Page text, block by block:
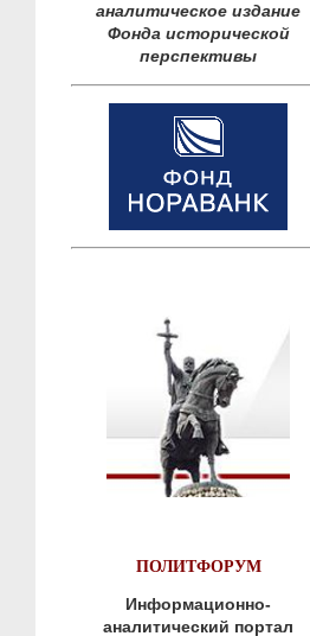
аналитическое издание
Фонда исторической
перспективы
ПОЛИТФОРУМ
Информационно-
аналитический портал